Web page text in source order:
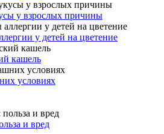
у взрослых причины
у детей на цветение
кашель
условиях
и вред